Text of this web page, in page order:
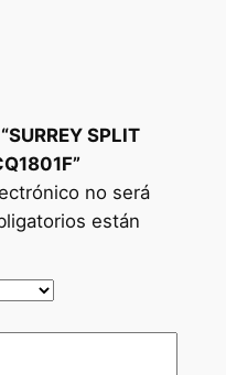
SPLIT
no será
están